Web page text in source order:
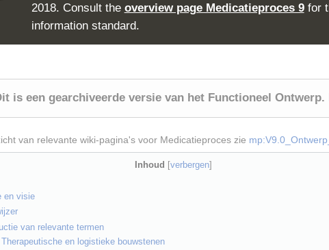
2018. Consult the overview page Medicatieproces 9for
information standard.
is een gearchiveerde versie van het Functioneel Ontwerp.
van relevante wiki-pagina's voor Medicatieproces zie
Inhoud verbergen
en visie
van relevante termen
Therapeutische en logistieke bouwstenen